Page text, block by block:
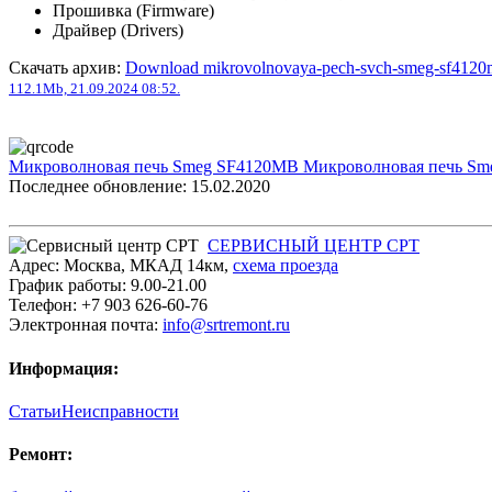
Прошивка (Firmware)
Драйвер (Drivers)
Скачать архив: Download mikrovolnovaya-pech-svch-smeg-
112.1Mb, 21.09.2024 08:52.
Микроволновая печь Smeg SF4120MB Микроволновая печь
Последнее обновление: 15.02.2020
СЕРВИСНЫЙ ЦЕНТР СРТ
Адрес: Москва, МКАД 14км, cхема проезда
График работы: 9.00-21.00
Телефон: +7 903 626-60-76
Электронная почта: info@srtremont.ru
Информация:
СтатьиНеисправности
Ремонт: